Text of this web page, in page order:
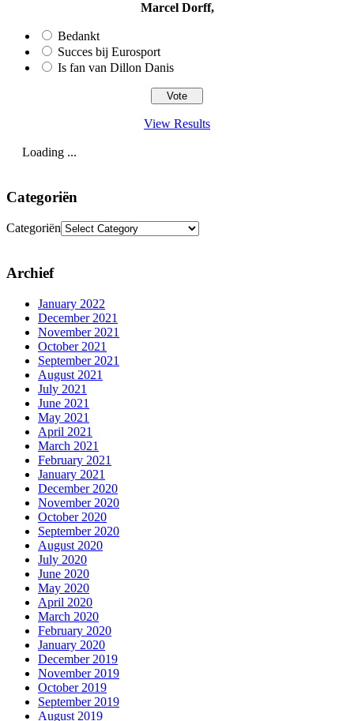
Marcel Dorff,
Bedankt
Succes bij Eurosport
Is fan van Dillon Danis
View Results
Loading ...
Categoriën
Categoriën
Archief
January 2022
December 2021
November 2021
October 2021
September 2021
August 2021
July 2021
June 2021
May 2021
April 2021
March 2021
February 2021
January 2021
December 2020
November 2020
October 2020
September 2020
August 2020
July 2020
June 2020
May 2020
April 2020
March 2020
February 2020
January 2020
December 2019
November 2019
October 2019
September 2019
August 2019